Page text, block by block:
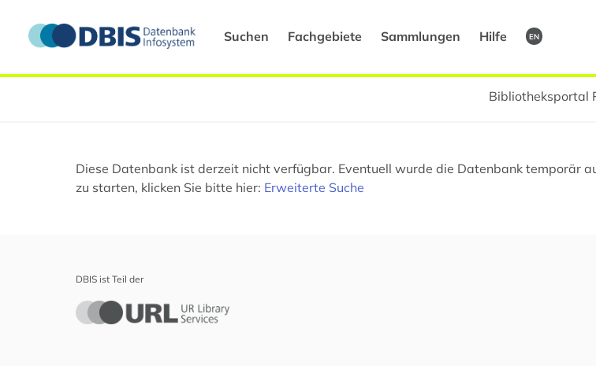
Suchen Fachgebiete Sammlungen Hilfe EN
Bibliotheksportal
Diese Datenbank ist derzeit nicht verfügbar. Eventuell wurde die Datenbank temporär
zu starten, klicken Sie bitte hier: Erweiterte Suche
DBIS ist Teil der